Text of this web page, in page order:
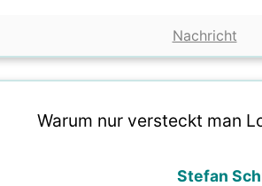
Nachricht
Warum nur versteckt man
Stefan